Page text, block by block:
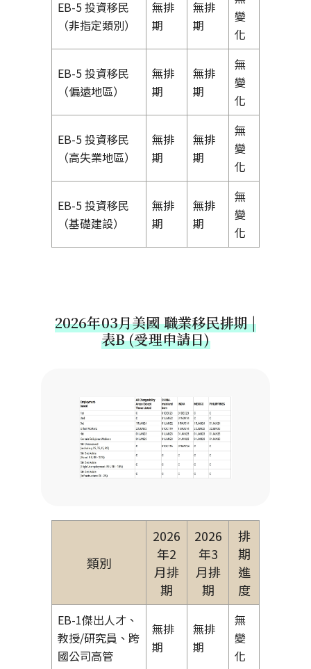
EB-5 投資移民
（非指定類別）
無排
期
無排
期
變
化
EB-5 投資移民
（偏遠地區）
無排
期
無排
期
無
變
化
EB-5 投資移民
（高失業地區）
無排
期
無排
期
無
變
化
EB-5 投資移民
（基礎建設）
無排
期
無排
期
無
變
化
2026年03月美國 職業移民排期 |
表B (受理申請日)
類別
2026
年2
月排
期
2026
年3
月排
期
排
期
進
度
EB-1傑出人才、
教授/研究員、跨
國公司高管
無排
期
無排
期
無
變
化